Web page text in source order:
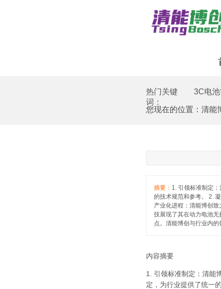
摘要： 1. 引领标准制定
的技术规范和参考。 2.
产业化进程：清能博创
技展现了其在动力电池
点。清能博创与行业内
内容摘要
1. 引领标准制定：清能
定，为行业提供了统一
3C电
您现在的位置： 清能
热门关键
词：